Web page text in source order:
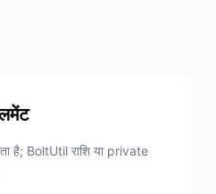
है; BoltUtil राशि या private